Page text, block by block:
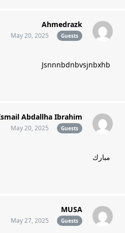
Ahmedrazk
Guests
May 20, 2025
Jsnnnbdnbvsjnbxhb
Abdallha Ibrahim
Guests
May 20, 2025
مبارك
MUSA
Guests
May 27, 2025